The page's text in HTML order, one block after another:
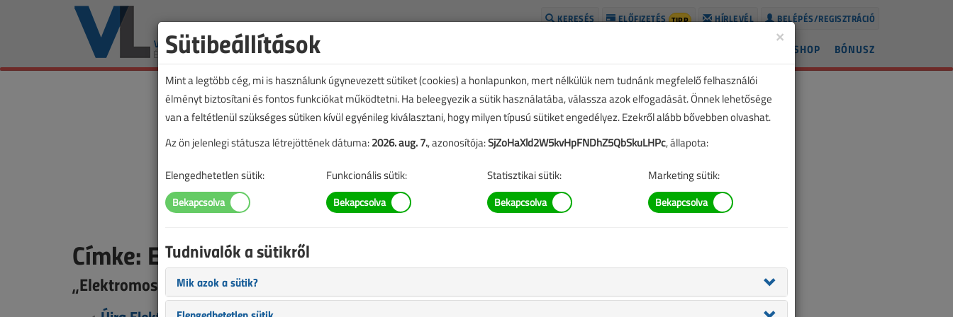
BELÉPÉS/REGISZTRÁCIÓ
HÍRLEVÉL
ELŐFIZETÉS TIPP
KERESÉS
BÓNUSZ
SHOP
Címke: Elektromos kazán
„Elektromos kazán” címkével jelölt tartalmak
×
Sütibeállítások
Mint a legtöbb cég, mi is használunk úgynevezett sütiket (cookies) a honlapunkon, mert nélkülük nem tudnánk megfelelő felhasználói
élményt biztosítani és fontos funkciókat működtetni. Ha beleegyezik a sütik használatába, válassza azok elfogadását. Önnek lehetősége
van a feltétlenül szükséges sütiken kívül egyénileg kiválasztani, hogy milyen típusú sütiket engedélyez. Ezekről alább bővebben olvashat.
Az ön jelenlegi státusza létrejöttének dátuma:2026. aug. 7., azonosítója:SjZoHaXld2W5kvHpFNDhZ5QbSkuLHPc, állapota:
Elengedhetetlen sütik: Funkcionális sütik: Statisztikai sütik: Marketing sütik:
Tudnivalók a sütikről
Mik azok a sütik?